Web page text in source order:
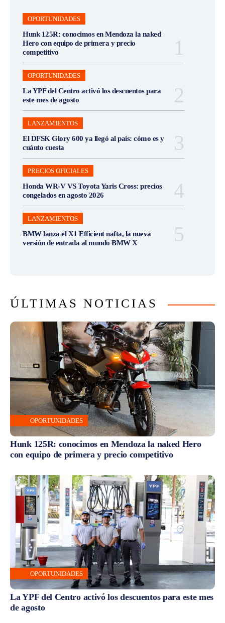
OPORTUNIDADES
Hunk 125R: conocimos en Mendoza la naked
Hero con equipo de primera y precio
competitivo
OPORTUNIDADES
La YPF del Centro activó los descuentos para
este mes de agosto
LANZAMIENTOS
El DFSK Glory 600 ya llegó al país: cómo es y
cuánto cuesta
PRECIOS OFICIALES
Honda WR-V VS Toyota Yaris Cross: precios
congelados en agosto 2026
LANZAMIENTOS
BMW lanza el X1 Efficient nafta, la nueva
versión de entrada al mundo BMW X
ÚLTIMAS NOTICIAS
OPORTUNIDADES
Hunk 125R: conocimos en Mendoza la naked Hero
con equipo de primera y precio competitivo
OPORTUNIDADES
La YPF del Centro activó los descuentos para este mes
de agosto